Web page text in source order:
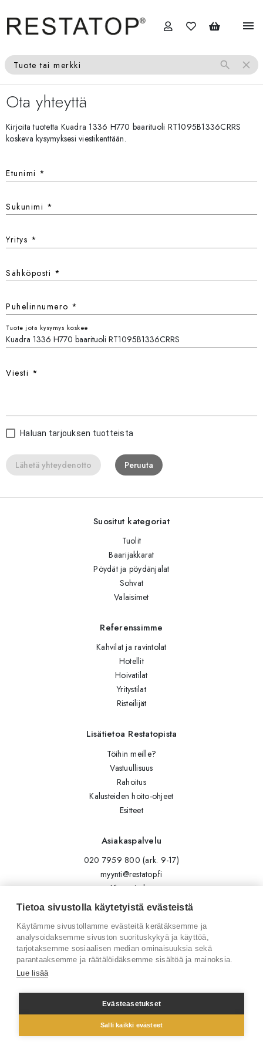
menu
Tuote tai merkki search close
Ota yhteyttä
Kirjoita tuotetta Kuadra 1336 H770 baarituoli RT1095B1336CRRS
koskeva kysymyksesi viestikenttään.
Etunimi *
Sukunimi *
Yritys *
Sähköposti *
Puhelinnumero *
Tuote jota kysymys koskee
Viesti *
Haluan tarjouksen tuotteista
Lähetä yhteydenotto Peruuta
Suositut kategoriat
Tuolit
Baarijakkarat
Pöydät ja pöydänjalat
Sohvat
Valaisimet
Referenssimme
Kahvilat ja ravintolat
Hotellit
Hoivatilat
Yritystilat
Risteilijät
Lisätietoa Restatopista
Töihin meille?
Vastuullisuus
Rahoitus
Kalusteiden hoito-ohjeet
Esitteet
Asiakaspalvelu
020 7959 800 (ark. 9-17)
myynti@restatop.fi
Yhteystiedot
Lähetä viesti
Seuraa meitä
Tilaa uutiskirje
Facebook
© 2026 Restatop Oy
Tietoa sivustolla käytetyistä evästeistä
Käytämme sivustollamme evästeitä kerätäksemme ja
analysoidaksemme sivuston suorituskykyä ja käyttöä,
tarjotaksemme sosiaalisen median ominaisuuksia sekä
parantaaksemme ja räätälöidäksemme sisältöä ja mainoksia.
Lue lisää
Evästeasetukset
Salli kaikki evästeet